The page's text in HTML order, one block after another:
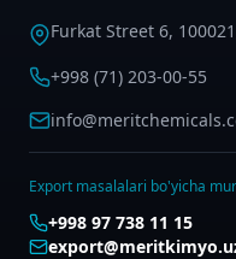
Furkat Street 6,
+998 (71) 203-00-55
Export masalalari bo'yicha
+998 97 738 11 15